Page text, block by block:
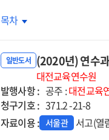
(2020년)
정교사
(2기)
목차
일반도서 (2020년) 연수
대전교육연수원
발행사항 : 공주 :대전교육
청구기호 : 371.2 -21-8
자료이용 : 서울관 서고(열